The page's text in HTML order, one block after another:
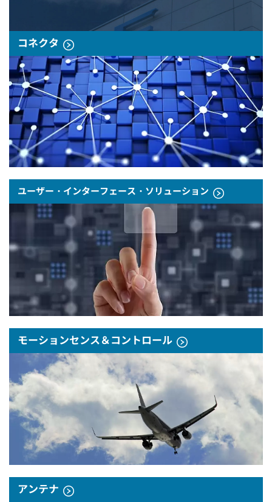
コネクタ
ユーザー・インターフェース・ソリューション
モーションセンス＆コントロール
アンテナ